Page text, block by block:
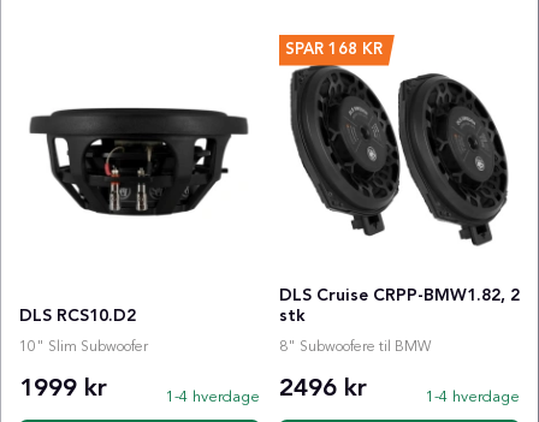
DLS RCS10.D2
10" Slim Subwoofer
1999 kr 1-4 hverdage
SPAR 168 KR
DLS Cruise CRPP-BMW1.82, 2
stk
8" Subwoofere til BMW
2496 kr 1-4 hverdage